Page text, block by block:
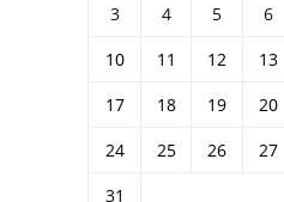
3
4 5 6
10
11 12 13
17
18 19 20
24
25 26 27
31